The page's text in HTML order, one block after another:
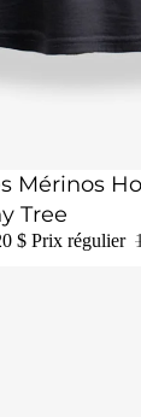
Mérinos
Tree
$ Prix régulier